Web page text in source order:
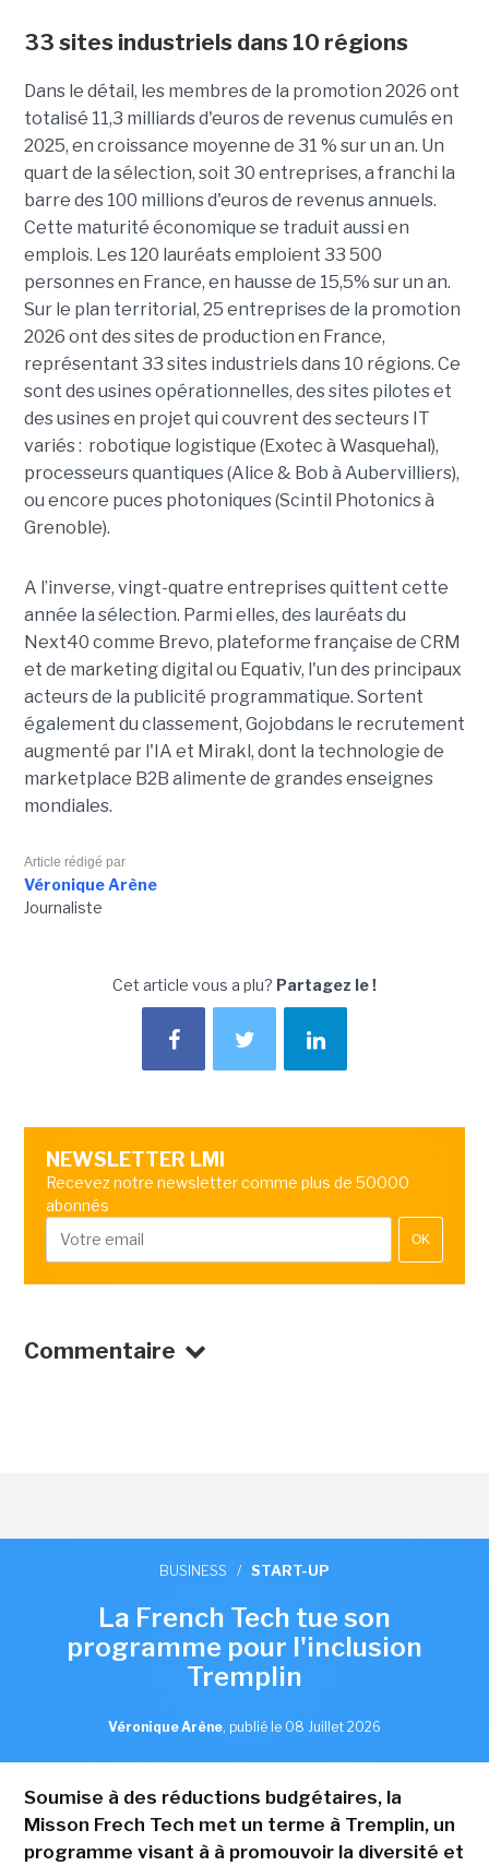
33 sites industriels dans 10 régions
Dans le détail, les membres de la promotion 2026 ont
totalisé 11,3 milliards d'euros de revenus cumulés en
2025, en croissance moyenne de 31 % sur un an. Un
quart de la sélection, soit 30 entreprises, a franchi la
barre des 100 millions d'euros de revenus annuels.
Cette maturité économique se traduit aussi en
emplois. Les 120 lauréats emploient 33 500
personnes en France, en hausse de 15,5% sur un an.
Sur le plan territorial, 25 entreprises de la promotion
2026 ont des sites de production en France,
représentant 33 sites industriels dans 10 régions. Ce
sont des usines opérationnelles, des sites pilotes et
des usines en projet qui couvrent des secteurs IT
variés : robotique logistique (Exotec à Wasquehal),
processeurs quantiques (Alice & Bob à Aubervilliers),
ou encore puces photoniques (Scintil Photonics à
Grenoble).
A l’inverse, vingt-quatre entreprises quittent cette
année la sélection. Parmi elles, des lauréats du
Next40 comme Brevo, plateforme française de CRM
et de marketing digital ou Equativ, l'un des principaux
acteurs de la publicité programmatique. Sortent
également du classement, Gojobdans le recrutement
augmenté par l'IA et Mirakl, dont la technologie de
marketplace B2B alimente de grandes enseignes
mondiales.
Article rédigé par
Véronique Arène
Journaliste
Cet article vous a plu? Partagez le !
NEWSLETTER LMI
Recevez notre newsletter comme plus de 50000
abonnés
OK
Commentaire
BUSINESS / START-UP
La French Tech tue son
programme pour l'inclusion
Tremplin
Véronique Arène, publié le 08 Juillet 2026
Soumise à des réductions budgétaires, la
Misson Frech Tech met un terme à Tremplin, un
programme visant à à promouvoir la diversité et